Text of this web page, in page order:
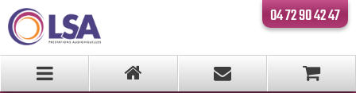
04 72 90 42 47